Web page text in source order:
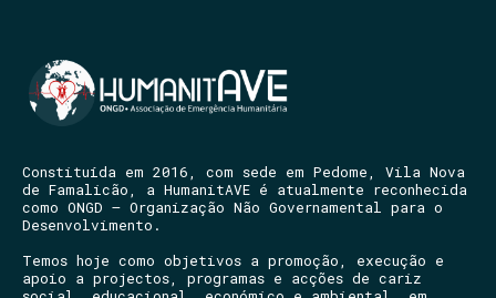
Constituída em 2016, com sede em Pedome, Vila Nova
de Famalicão, a HumanitAVE é atualmente reconhecida
como ONGD – Organização Não Governamental para o
Desenvolvimento.
Temos hoje como objetivos a promoção, execução e
apoio a projectos, programas e acções de cariz